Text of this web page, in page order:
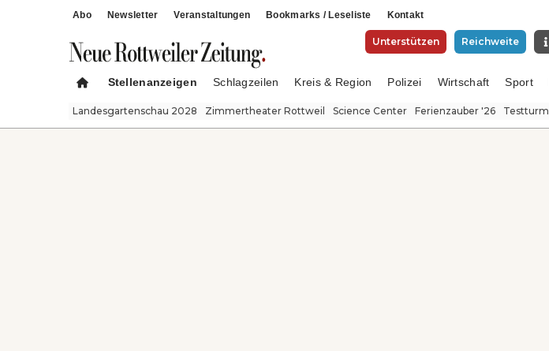
Abo Newsletter Veranstaltungen Bookmarks / Leseliste Kontakt
Unterstützen Reichweite
Stellenanzeigen Schlagzeilen Kreis & Region Polizei Wirtschaft Sport
Landesgartenschau 2028 Zimmertheater Rottweil Science Center Ferienzauber '26 Testturm